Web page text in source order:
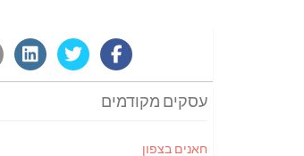
עסקים מקודמים
חאנים בצפון